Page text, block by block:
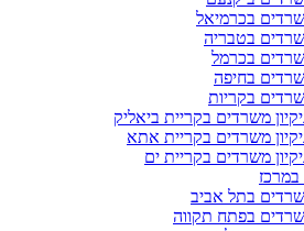
בכרמיאל
בטבריה
בכרמל
בחיפה
בקריות
משרדים בקריית ביאליק
משרדים בקריית אתא
משרדים בקריית ים
במרכז
בתל אביב
בפתח תקווה